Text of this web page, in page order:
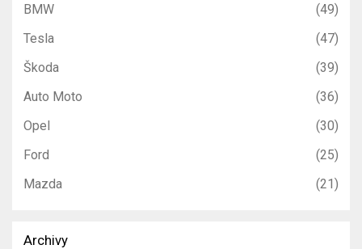
BMW
(49)
Tesla
(47)
Škoda
(39)
Auto Moto
(36)
Opel
(30)
Ford
(25)
Mazda
(21)
Archivy